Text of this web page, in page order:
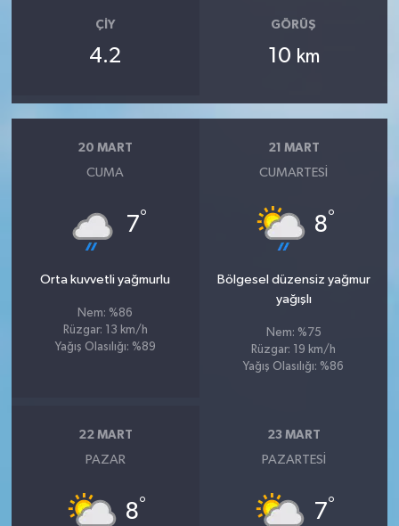
ÇIY
4.2
GÖRÜŞ
10 km
20 MART
CUMA
7°
Orta kuvvetli yağmurlu
Nem: %86
Rüzgar: 13 km/h
Yağış Olasılığı: %89
21 MART
CUMARTESI
8°
Bölgesel düzensiz yağmur
yağışlı
Nem: %75
Rüzgar: 19 km/h
Yağış Olasılığı: %86
22 MART
PAZAR
8°
23 MART
PAZARTESI
7°